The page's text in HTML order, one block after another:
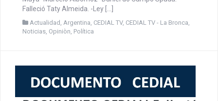
junio 21, 2026 CEDIAL
TV Mundus – CEDIAL TV – Mayéutica | La Bronca – 10 | LEY
Falleció Taty Almeida. -Ley […]
Actualidad,Argentina,CEDIAL TV,CEDIAL TV - La Bronca,